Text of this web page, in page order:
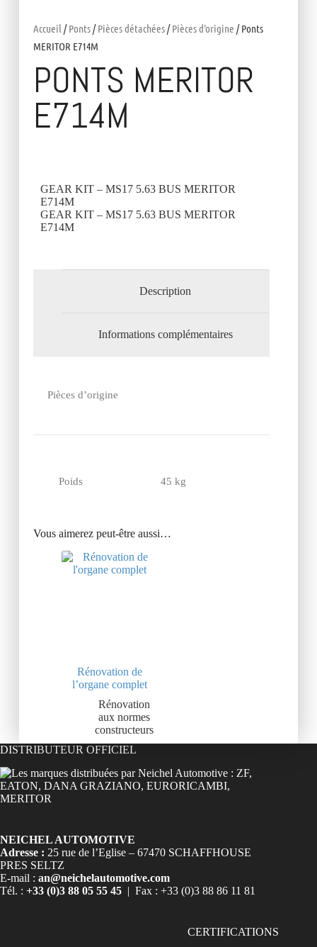
Accueil /Ponts/Pièces détachées/Pièces d'origine / Ponts
MERITOR E714M
PONTS MERITOR
E714M
GEAR KIT – MS17 5.63 BUS MERITOR
E714M
GEAR KIT – MS17 5.63 BUS MERITOR
E714M
Description
Informations complémentaires
Pièces d’origine
Poids 45 kg
Vous aimerez peut-être aussi…
Rénovation de
l’organe complet
Rénovation
aux normes
constructeurs
DISTRIBUTEUR OFFICIEL
NEICHEL AUTOMOTIVE
Adresse : 25 rue de l’Eglise – 67470 SCHAFFHOUSE
PRES SELTZ
E-mail : an@neichelautomotive.com
Tél. : +33 (0)3 88 05 55 45 | Fax : +33 (0)3 88 86 11 81
CERTIFICATIONS